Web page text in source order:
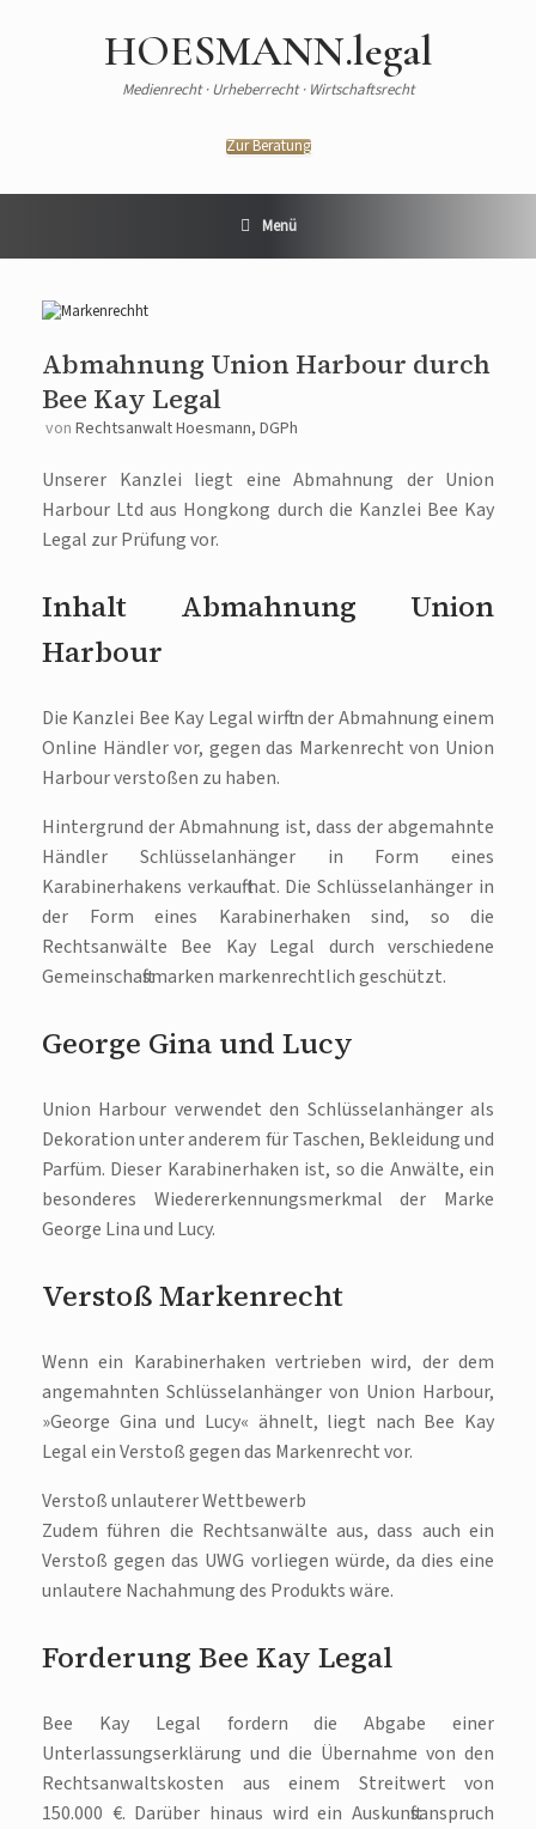
HOESMANN.legal
Medienrecht · Urheberrecht · Wirtschaftsrecht
Zur Beratung
Menü
Abmahnung Union Harbour durch
Bee Kay Legal
von Rechtsanwalt Hoesmann, DGPh
Unserer Kanzlei liegt eine Abmahnung der Union
Harbour Ltd aus Hongkong durch die Kanzlei Bee Kay
Legal zur Prüfung vor.
Inhalt Abmahnung Union
Harbour
Die Kanzlei Bee Kay Legal wirft in der Abmahnung einem
Online Händler vor, gegen das Markenrecht von Union
Harbour verstoßen zu haben.
Hintergrund der Abmahnung ist, dass der abgemahnte
Händler Schlüsselanhänger in Form eines
Karabinerhakens verkauft hat. Die Schlüsselanhänger in
der Form eines Karabinerhaken sind, so die
Rechtsanwälte Bee Kay Legal durch verschiedene
Gemeinschaftsmarken markenrechtlich geschützt.
George Gina und Lucy
Union Harbour verwendet den Schlüsselanhänger als
Dekoration unter anderem für Taschen, Bekleidung und
Parfüm. Dieser Karabinerhaken ist, so die Anwälte, ein
besonderes Wiedererkennungsmerkmal der Marke
George Lina und Lucy.
Verstoß Markenrecht
Wenn ein Karabinerhaken vertrieben wird, der dem
angemahnten Schlüsselanhänger von Union Harbour,
»George Gina und Lucy« ähnelt, liegt nach Bee Kay
Legal ein Verstoß gegen das Markenrecht vor.
Verstoß unlauterer Wettbewerb
Zudem führen die Rechtsanwälte aus, dass auch ein
Verstoß gegen das UWG vorliegen würde, da dies eine
unlautere Nachahmung des Produkts wäre.
Forderung Bee Kay Legal
Bee Kay Legal fordern die Abgabe einer
Unterlassungserklärung und die Übernahme von den
Rechtsanwaltskosten aus einem Streitwert von
150.000 €. Darüber hinaus wird ein Auskunftsanspruch